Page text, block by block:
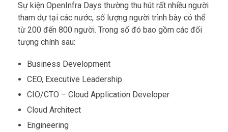
Sự kiện OpenInfra Days thường thu hút rất nhiều người
tham dự tại các nước, số lượng người trình bày có thể
từ 200 đến 800 người. Trong số đó bao gồm các đối
tượng chính sau:
Business Development
CEO, Executive Leadership
CIO/CTO – Cloud Application Developer
Cloud Architect
Engineering